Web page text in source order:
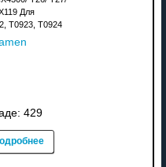
Для
T0923, T0924
429